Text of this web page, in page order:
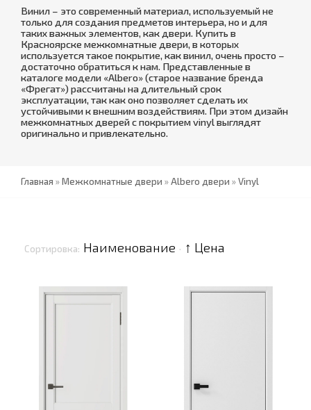
Винил – это современный материал, используемый не
только для создания предметов интерьера, но и для
таких важных элементов, как двери. Купить в
Красноярске межкомнатные двери, в которых
используется такое покрытие, как винил, очень просто –
достаточно обратиться к нам. Представленные в
каталоге модели «Аlbero» (старое название бренда
«Фрегат») рассчитаны на длительный срок
эксплуатации, так как оно позволяет сделать их
устойчивыми к внешним воздействиям. При этом дизайн
межкомнатных дверей с покрытием vinyl выглядят
оригинально и привлекательно.
Главная »Межкомнатные двери »Albero двери »Vinyl
Сортировка: Наименование · ↑ Цена